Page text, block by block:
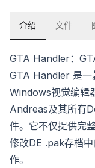
介绍 文件
GTA Handler：
GTA Handler 是一
Windows视觉编辑
Andreas及其所有
件。它不仅提供完
修改DE .pak存档
作。